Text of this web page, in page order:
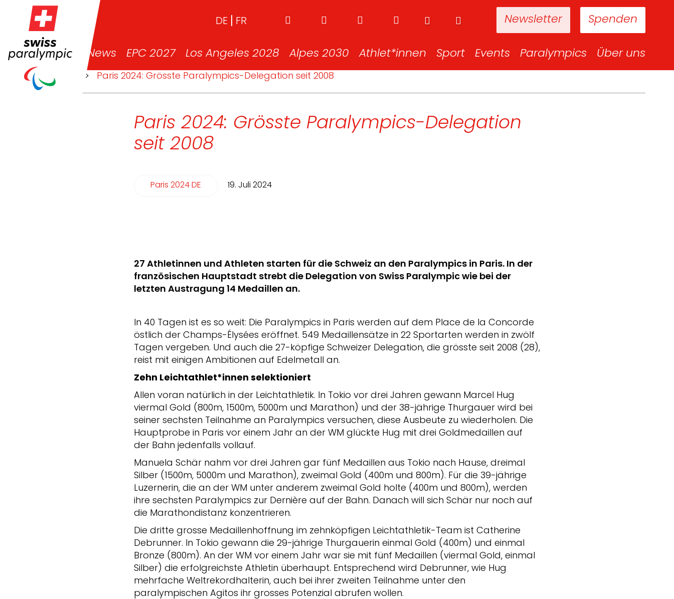
Spenden
Newsletter
DE FR
News EPC 2027 Los Angeles 2028 Alpes 2030 Athlet*innen Sport Events Paralympics Über uns
> News > Paris 2024: Grösste Paralympics-Delegation seit 2008
Paris 2024: Grösste Paralympics-Delegation
seit 2008
Paris 2024 DE 19. Juli 2024
27 Athletinnen und Athleten starten für die Schweiz an den Paralympics in Paris. In der
französischen Hauptstadt strebt die Delegation von Swiss Paralympic wie bei der
letzten Austragung 14 Medaillen an.
In 40 Tagen ist es so weit: Die Paralympics in Paris werden auf dem Place de la Concorde
östlich der Champs-Élysées eröffnet. 549 Medaillensätze in 22 Sportarten werden in zwölf
Tagen vergeben. Und auch die 27-köpfige Schweizer Delegation, die grösste seit 2008 (28),
reist mit einigen Ambitionen auf Edelmetall an.
Zehn Leichtathlet*innen selektioniert
Allen voran natürlich in der Leichtathletik. In Tokio vor drei Jahren gewann Marcel Hug
viermal Gold (800m, 1500m, 5000m und Marathon) und der 38-jährige Thurgauer wird bei
seiner sechsten Teilnahme an Paralympics versuchen, diese Ausbeute zu wiederholen. Die
Hauptprobe in Paris vor einem Jahr an der WM glückte Hug mit drei Goldmedaillen auf
der Bahn jedenfalls vollauf.
Manuela Schär nahm vor drei Jahren gar fünf Medaillen aus Tokio nach Hause, dreimal
Silber (1500m, 5000m und Marathon), zweimal Gold (400m und 800m). Für die 39-jährige
Luzernerin, die an der WM unter anderem zweimal Gold holte (400m und 800m), werden
ihre sechsten Paralympics zur Dernière auf der Bahn. Danach will sich Schär nur noch auf
die Marathondistanz konzentrieren.
Die dritte grosse Medaillenhoffnung im zehnköpfigen Leichtathletik-Team ist Catherine
Debrunner. In Tokio gewann die 29-jährige Thurgauerin einmal Gold (400m) und einmal
Bronze (800m). An der WM vor einem Jahr war sie mit fünf Medaillen (viermal Gold, einmal
Silber) die erfolgreichste Athletin überhaupt. Entsprechend wird Debrunner, wie Hug
mehrfache Weltrekordhalterin, auch bei ihrer zweiten Teilnahme unter den
paralympischen Agitos ihr grosses Potenzial abrufen wollen.